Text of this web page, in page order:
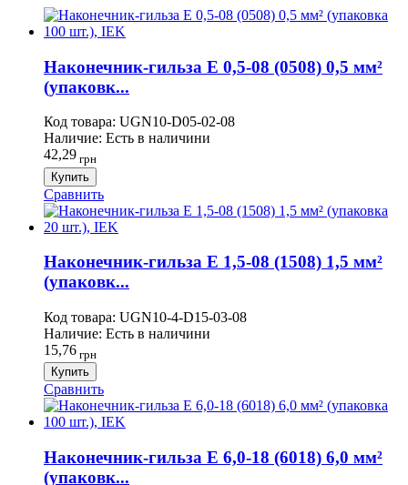
Наконечник-гильза Е 0,5-08 (0508) 0,5 мм²
(упаковк...
Код товара: UGN10-D05-02-08
Наличие: Есть в наличини
42,29 грн
Купить
Сравнить
Наконечник-гильза Е 1,5-08 (1508) 1,5 мм²
(упаковк...
Код товара: UGN10-4-D15-03-08
Наличие: Есть в наличини
15,76 грн
Купить
Сравнить
Наконечник-гильза Е 6,0-18 (6018) 6,0 мм²
(упаковк...